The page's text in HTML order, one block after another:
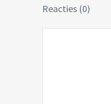
Reacties (0)